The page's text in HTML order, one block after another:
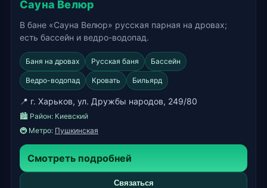
Сауна Велюр
В бане «Сауна Велюр» русская парная на дровах;
есть бассейн и ведро-водопад.
Баня на дровах Русская баня Бассейн
Ведро-водопад Кровать Бильярд
📍 г. Харьков, ул. Дружбы народов, 249/80
🏙️ Район: Киевский
🚇 Метро: Пушкинская
Смотреть подробней
Связаться